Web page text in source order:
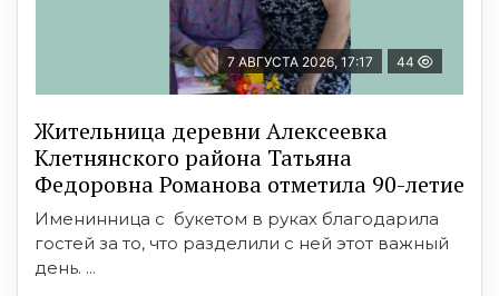
7 АВГУСТА 2026, 17:17 44
Жительница деревни Алексеевка
Клетнянского района Татьяна
Федоровна Романова отметила 90-летие
Именинница с букетом в руках благодарила
гостей за то, что разделили с ней этот важный
день. ...